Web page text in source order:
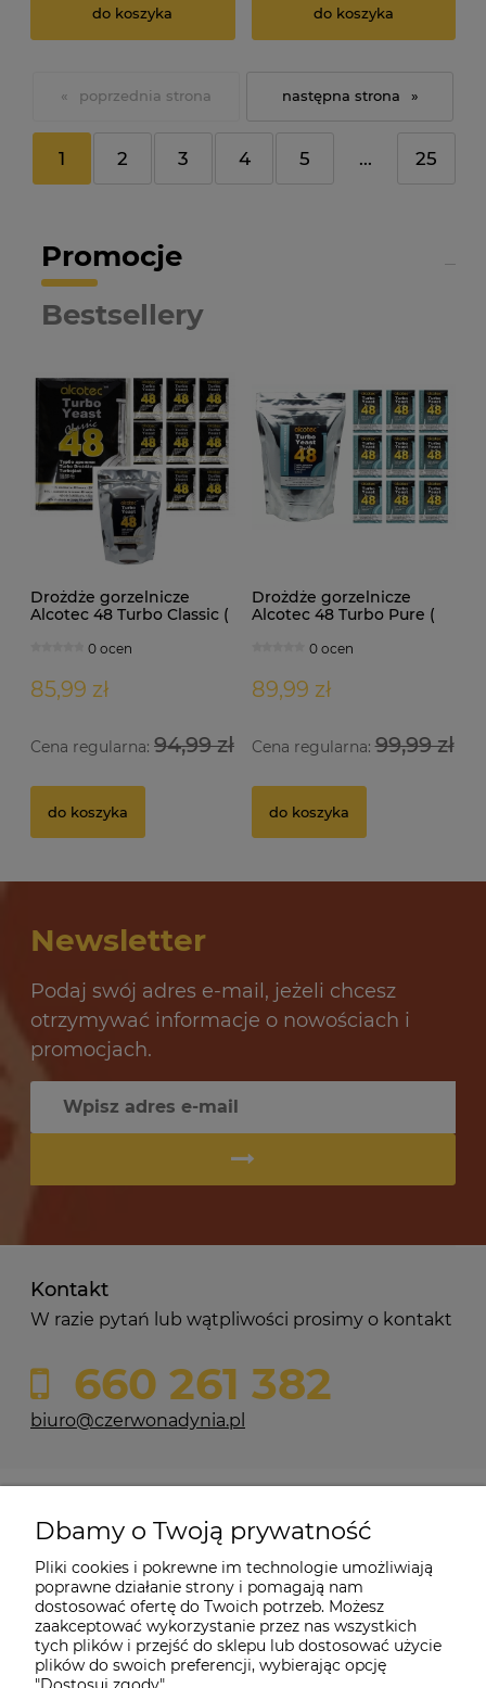
do koszyka do koszyka
«
1 2 3 4 5 ... 25
»
Promocje
Bestsellery
Drożdże gorzelnicze
Alcotec 48 Turbo Classic (
0 ocen
85,99 zł
Cena regularna: 94,99 zł
do koszyka
Drożdże gorzelnicze
Alcotec 48 Turbo Pure (
0 ocen
89,99 zł
Cena regularna:99,99 zł
do koszyka
12,69 zł
do koszyka
Newsletter
Podaj swój adres e-mail, jeżeli chcesz
otrzymywać informacje o nowościach i
promocjach.
Kontakt
W razie pytań lub wątpliwości prosimy o kontakt
660 261 382
biuro@czerwonadynia.pl
Moje konto
O firmie
Dbamy o Twoją prywatność
Pliki cookies i pokrewne im technologie umożliwiają
poprawne działanie strony i pomagają nam
dostosować ofertę do Twoich potrzeb. Możesz
zaakceptować wykorzystanie przez nas wszystkich
tych plików i przejść do sklepu lub dostosować użycie
plików do swoich preferencji, wybierając opcję